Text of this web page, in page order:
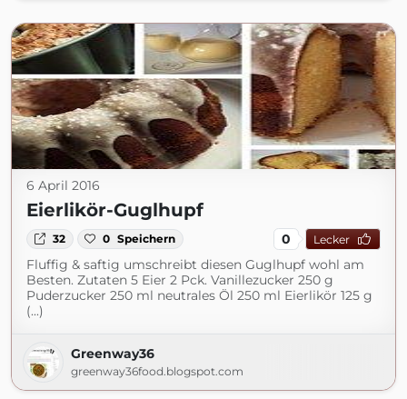
6 April 2016
Eierlikör-Guglhupf
32 0 Speichern 0 Lecker
Fluffig & saftig umschreibt diesen Guglhupf wohl am
Besten. Zutaten 5 Eier 2 Pck. Vanillezucker 250 g
Puderzucker 250 ml neutrales Öl 250 ml Eierlikör 125 g
(...)
Greenway36
greenway36food.blogspot.com